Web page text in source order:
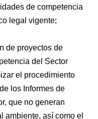
de competencia
legal vigente;
de proyectos de
del Sector
el procedimiento
los Informes de
que no generan
ambiente, así como el